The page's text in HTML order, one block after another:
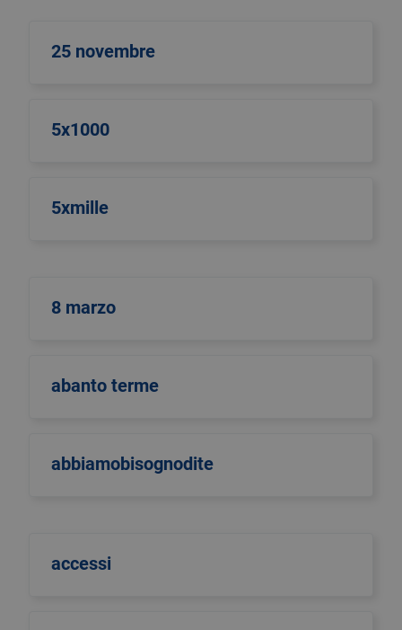
25 novembre
5x1000
5xmille
8 marzo
abanto terme
abbiamobisognodite
accessi